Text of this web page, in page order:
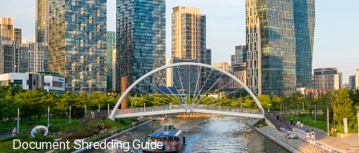
Document Shredding Guide